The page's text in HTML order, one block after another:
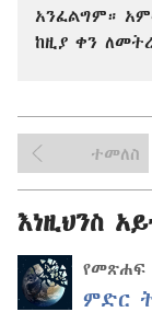
አንፈልግም።
ከዚያ ቀን
ተመለስ
እነዚህንስ
የመጽሐፍ
ምድር